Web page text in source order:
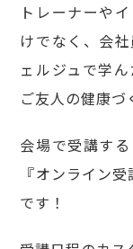
トレーナーや
けでなく、会
ェルジュで学
ご友人の健康
会場で受講す
『オンライン
です！